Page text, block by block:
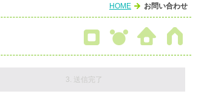
HOME お問い合わせ
3. 送信完了